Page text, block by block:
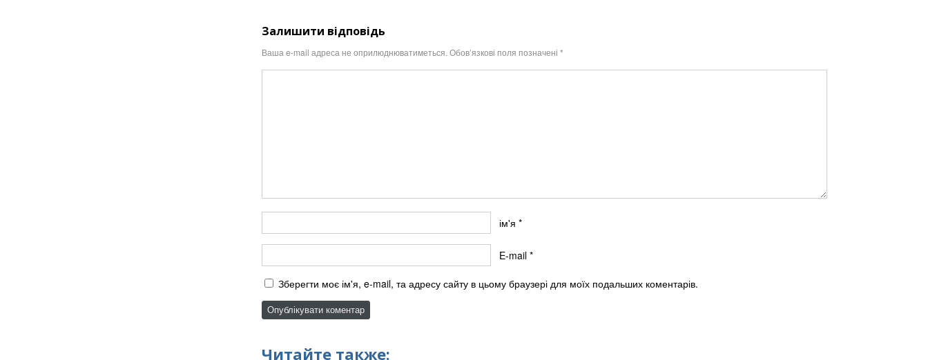
Залишити відповідь
Ваша e-mail адреса не оприлюднюватиметься. Обов’язкові поля позначені *
ім'я *
E-mail *
Зберегти моє ім'я, e-mail, та адресу сайту в цьому браузері для моїх подальших коментарів.
Читайте также: